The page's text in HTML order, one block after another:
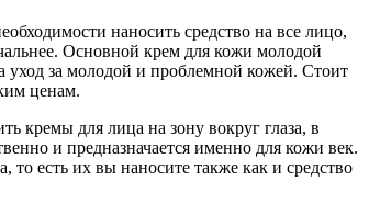
наносить средство на все лицо,
Основной крем для кожи молодой
уход за молодой и проблемной кожей. Стоит
ценам.
кремы для лица на зону вокруг глаза, в
и предназначается именно для кожи век.
есть их вы наносите также как и средство